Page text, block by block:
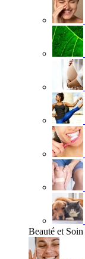
Beauté et Soin